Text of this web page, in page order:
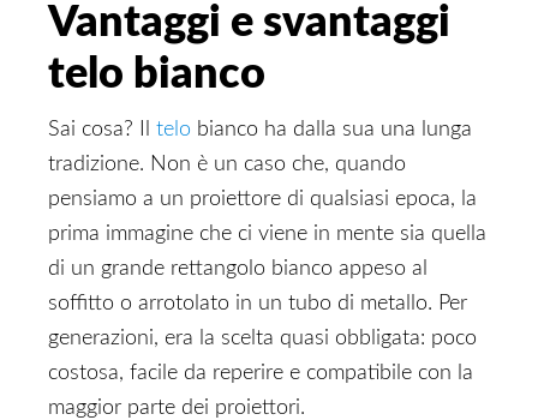
Vantaggi e svantaggi
telo bianco
Sai cosa? Il telo bianco ha dalla sua una lunga
tradizione. Non è un caso che, quando
pensiamo a un proiettore di qualsiasi epoca, la
prima immagine che ci viene in mente sia quella
di un grande rettangolo bianco appeso al
soffitto o arrotolato in un tubo di metallo. Per
generazioni, era la scelta quasi obbligata: poco
costosa, facile da reperire e compatibile con la
maggior parte dei proiettori.